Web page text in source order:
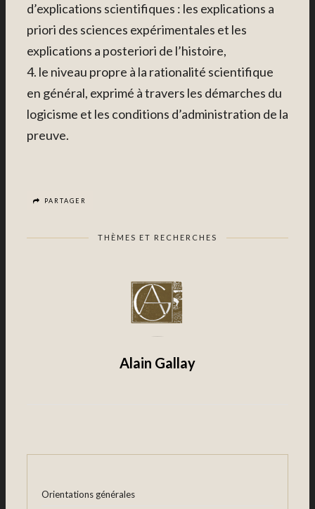
d’explications scientifiques : les explications a
priori des sciences expérimentales et les
explications a posteriori de l’histoire,
4. le niveau propre à la rationalité scientifique
en général, exprimé à travers les démarches du
logicisme et les conditions d’administration de la
preuve.
PARTAGER
THÈMES ET RECHERCHES
Alain Gallay
Orientations générales